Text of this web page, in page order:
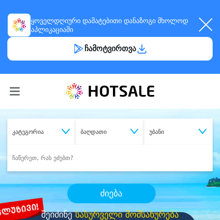
ყოველდღიური დამატებითი დანაზოგი მხოლოდ
აპლიკაციაში
ჩამოტვირთვა
კატეგორია ბაღდათი უბანი
ძიება
შეიძინესასურველი მომსახურება